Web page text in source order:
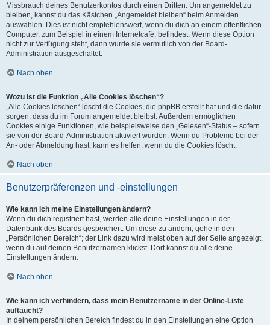
Missbrauch deines Benutzerkontos durch einen Dritten. Um angemeldet zu
bleiben, kannst du das Kästchen „Angemeldet bleiben“ beim Anmelden
auswählen. Dies ist nicht empfehlenswert, wenn du dich an einem öffentlichen
Computer, zum Beispiel in einem Internetcafé, befindest. Wenn diese Option
nicht zur Verfügung steht, dann wurde sie vermutlich von der Board-
Administration ausgeschaltet.
Nach oben
Wozu ist die Funktion „Alle Cookies löschen“?
„Alle Cookies löschen“ löscht die Cookies, die phpBB erstellt hat und die dafür
sorgen, dass du im Forum angemeldet bleibst. Außerdem ermöglichen
Cookies einige Funktionen, wie beispielsweise den „Gelesen“-Status – sofern
sie von der Board-Administration aktiviert wurden. Wenn du Probleme bei der
An- oder Abmeldung hast, kann es helfen, wenn du die Cookies löscht.
Nach oben
Benutzerpräferenzen und -einstellungen
Wie kann ich meine Einstellungen ändern?
Wenn du dich registriert hast, werden alle deine Einstellungen in der
Datenbank des Boards gespeichert. Um diese zu ändern, gehe in den
„Persönlichen Bereich“; der Link dazu wird meist oben auf der Seite angezeigt,
wenn du auf deinen Benutzernamen klickst. Dort kannst du alle deine
Einstellungen ändern.
Nach oben
Wie kann ich verhindern, dass mein Benutzername in der Online-Liste
auftaucht?
In deinem persönlichen Bereich findest du in den Einstellungen eine Option